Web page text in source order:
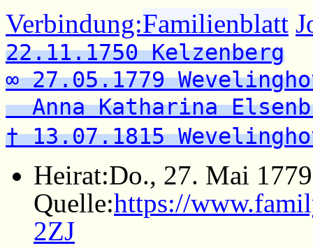
Verbindung:Familienblatt
22.11.1750 Kelzenberg
∞ 27.05.1779
Anna Katharina
† 13.07.1815
Heirat:Do., 27. Mai
Quelle:https://
2ZJ